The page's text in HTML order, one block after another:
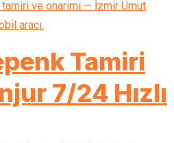
Tamiri
7/24 Hızlı